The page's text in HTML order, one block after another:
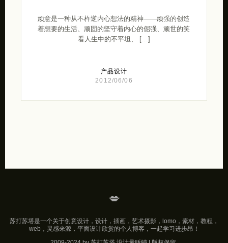
顽意是一种从不杵逆内心想法的精神——顽强的创造
着想要的生活、顽固的坚守着内心的倔强、顽世的笑
看人生中的不平坦、 […]
产品设计
2012/06/06
💋
苏打苏塔是一个关于创意设计，设计，插画，艺术摄影，lomo，素材，教程，
web，灵感来源，平面设计欣赏的个人博客，一起学习进步昂！